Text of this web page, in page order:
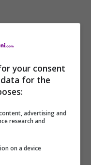
spiegata da
Morgan non
per minacce
your consent
for the
advertising and
research and
on a device